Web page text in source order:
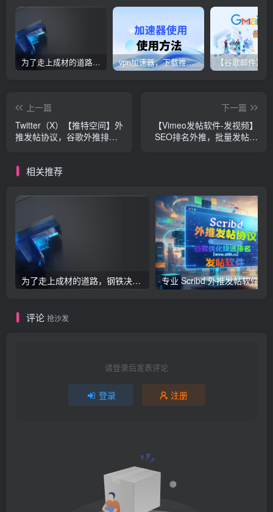
为了走上成材的道路，钢铁决不惋惜璀璨的钢花被遗弃 vpn加速器，下载推荐和配置固定代理ip
上一篇
Twitter（X）【推特空间】外
推发帖协议，谷歌外推排名
下一篇
【Vimeo发帖软件-发视频】
SEO排名外推，批量发帖，
相关推荐
为了走上成材的道路，钢铁决不惋惜璀璨的钢花被遗弃
评论 抢沙发
请登录后发表评论
登录 注册